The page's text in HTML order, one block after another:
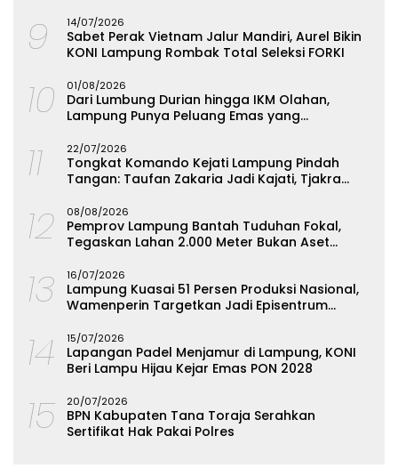
9 14/07/2026
Sabet Perak Vietnam Jalur Mandiri, Aurel Bikin
KONI Lampung Rombak Total Seleksi FORKI
10 01/08/2026
Dari Lumbung Durian hingga IKM Olahan,
Lampung Punya Peluang Emas yang
11 22/07/2026
Tongkat Komando Kejati Lampung Pindah
Tangan: Taufan Zakaria Jadi Kajati, Tjakra
12 08/08/2026
Pemprov Lampung Bantah Tuduhan Fokal,
Tegaskan Lahan 2.000 Meter Bukan Aset
13 16/07/2026
Lampung Kuasai 51 Persen Produksi Nasional,
Wamenperin Targetkan Jadi Episentrum
14 15/07/2026
Lapangan Padel Menjamur di Lampung, KONI
Beri Lampu Hijau Kejar Emas PON 2028
15 20/07/2026
BPN Kabupaten Tana Toraja Serahkan
Sertifikat Hak Pakai Polres